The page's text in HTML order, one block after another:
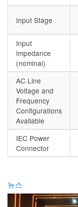
Input Stage
Input
Impedance
(nominal)
AC Line
Voltage and
Frequency
Configurations
Available
IEC Power
Connector
뉴스